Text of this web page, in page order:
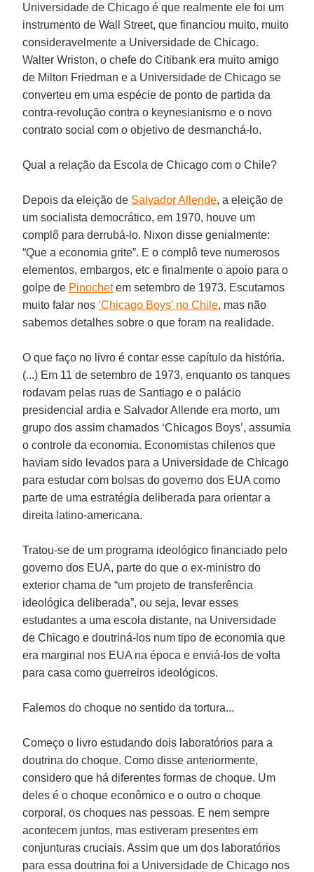
Universidade de Chicago é que realmente ele foi um
instrumento de Wall Street, que financiou muito, muito
consideravelmente a Universidade de Chicago.
Walter Wriston, o chefe do Citibank era muito amigo
de Milton Friedman e a Universidade de Chicago se
converteu em uma espécie de ponto de partida da
contra-revolução contra o keynesianismo e o novo
contrato social com o objetivo de desmanchá-lo.
Qual a relação da Escola de Chicago com o Chile?
Depois da eleição de Salvador Allende, a eleição de
um socialista democrático, em 1970, houve um
complô para derrubá-lo. Nixon disse genialmente:
“Que a economia grite”. E o complô teve numerosos
elementos, embargos, etc e finalmente o apoio para o
golpe de Pinochetem setembro de 1973. Escutamos
muito falar nos ‘Chicago Boys’ no Chile, mas não
sabemos detalhes sobre o que foram na realidade.
O que faço no livro é contar esse capítulo da história.
(...) Em 11 de setembro de 1973, enquanto os tanques
rodavam pelas ruas de Santiago e o palácio
presidencial ardia e Salvador Allende era morto, um
grupo dos assim chamados ‘Chicagos Boys’, assumia
o controle da economia. Economistas chilenos que
haviam sido levados para a Universidade de Chicago
para estudar com bolsas do governo dos EUA como
parte de uma estratégia deliberada para orientar a
direita latino-americana.
Tratou-se de um programa ideológico financiado pelo
governo dos EUA, parte do que o ex-ministro do
exterior chama de “um projeto de transferência
ideológica deliberada”, ou seja, levar esses
estudantes a uma escola distante, na Universidade
de Chicago e doutriná-los num tipo de economia que
era marginal nos EUA na época e enviá-los de volta
para casa como guerreiros ideológicos.
Falemos do choque no sentido da tortura...
Começo o livro estudando dois laboratórios para a
doutrina do choque. Como disse anteriormente,
considero que há diferentes formas de choque. Um
deles é o choque econômico e o outro o choque
corporal, os choques nas pessoas. E nem sempre
acontecem juntos, mas estiveram presentes em
conjunturas cruciais. Assim que um dos laboratórios
para essa doutrina foi a Universidade de Chicago nos